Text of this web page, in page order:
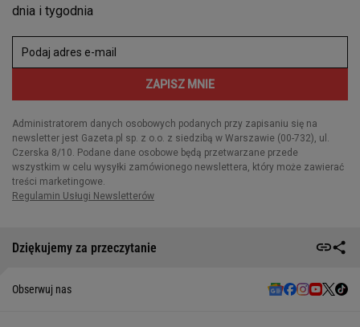
Dziękujemy za przeczytanie
Obserwuj nas